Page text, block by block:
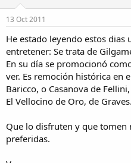
13 Oct 2011
He estado leyendo estos
entretener: Se trata de
En su día se promocionó
ver. Es remoción histórica en
Baricco, o Casanova de
El Vellocino de Oro, de Graves.
Que lo disfruten y que tomen
preferidas.